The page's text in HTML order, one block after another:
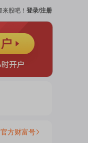
股吧！ 登录/注册
官方财富号